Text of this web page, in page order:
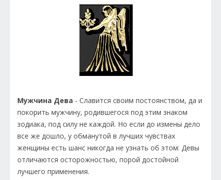
Мужчина Дева - Славится своим постоянством, да и
покорить мужчину, родившегося под этим знаком
зодиака, под силу не каждой. Но если до измены дело
все же дошло, у обманутой в лучших чувствах
женщины есть шанс никогда не узнать об этом: Девы
отличаются осторожностью, порой достойной
лучшего применения.